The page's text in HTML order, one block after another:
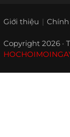
Giới thiệu
Copyright 2026 ·